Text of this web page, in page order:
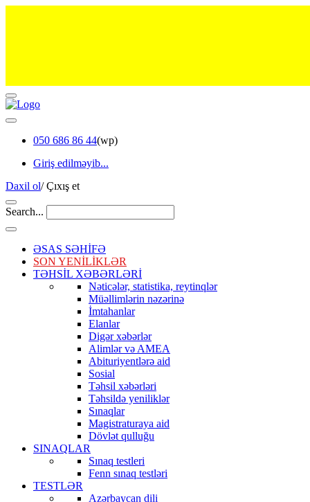
050 686 86 44(wp)
Giriş edilməyib...
Daxil ol/Çıxış et
Search...
ƏSAS SƏHİFƏ
SON YENİLİKLƏR
TƏHSİL XƏBƏRLƏRİ
Nəticələr, statistika, reytinqlər
Müəllimlərin nəzərinə
İmtahanlar
Elanlar
Digər xəbərlər
Alimlər və AMEA
Abituriyentlərə aid
Sosial
Təhsil xəbərləri
Təhsildə yeniliklər
Sınaqlar
Magistraturaya aid
Dövlət qulluğu
SINAQLAR
Sınaq testleri
Fenn sınaq testləri
TESTLƏR
Azərbaycan dili